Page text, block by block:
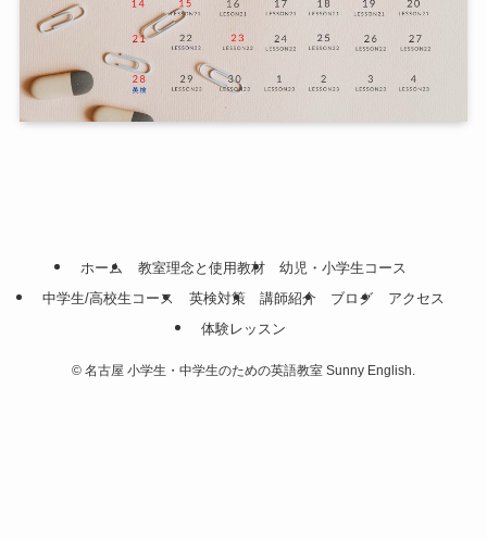
ホーム 教室理念と使用教材
幼児・小学生コース
中学生/高校生コース
英検対策 講師紹介 ブログ
アクセス
体験レッスン
© 名古屋 小学生・中学生のための英語教室 Sunny English.